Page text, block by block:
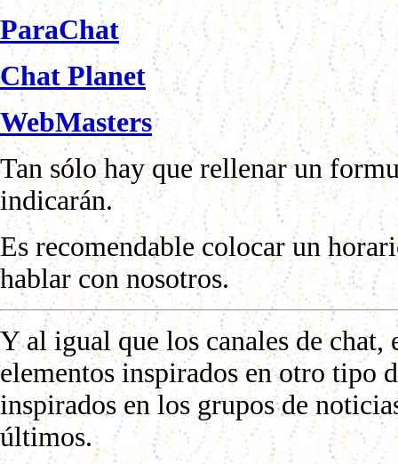
ParaChat
Chat Planet
WebMasters
Tan sólo hay que rellenar un
indicarán.
Es recomendable colocar un
hablar con nosotros.
Y al igual que los canales de
elementos inspirados en otro tipo
inspirados en los grupos de
últimos.